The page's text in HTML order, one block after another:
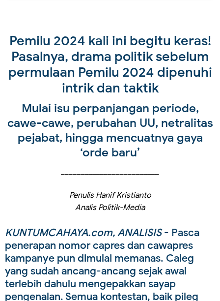
Pemilu 2024 kali ini begitu keras!
Pasalnya, drama politik sebelum
permulaan Pemilu 2024 dipenuhi
intrik dan taktik
Mulai isu perpanjangan periode,
cawe-cawe, perubahan UU, netralitas
pejabat, hingga mencuatnya gaya
‘orde baru’
Penulis Hanif Kristianto
Analis Politik-Media
KUNTUMCAHAYA.com, ANALISIS- Pasca
penerapan nomor capres dan cawapres
kampanye pun dimulai memanas. Caleg
yang sudah ancang-ancang sejak awal
terlebih dahulu mengepakkan sayap
pengenalan. Semua kontestan, baik pileg